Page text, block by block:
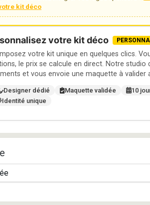
kit déco
votre kit déco
votre kit unique en quelques clics.
le prix se calcule en direct. Notre studio
et vous envoie une maquette à valider
Designer dédié Maquette validée
10
Identité unique